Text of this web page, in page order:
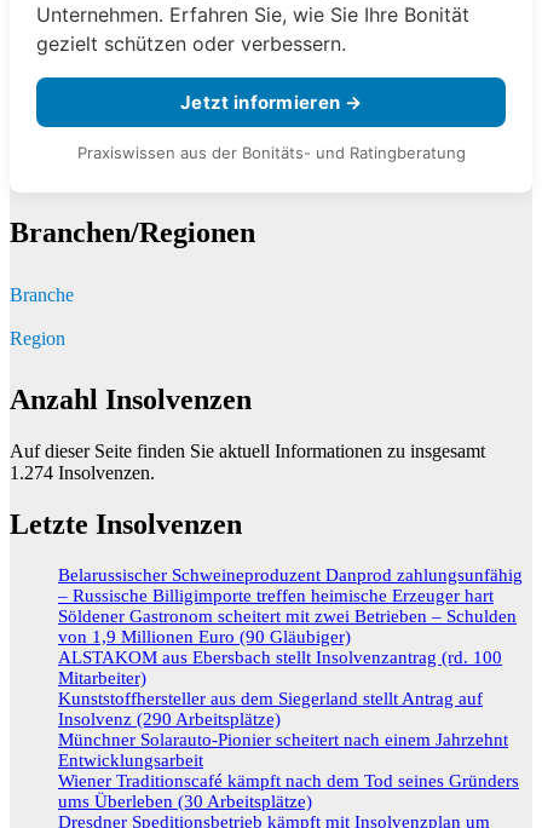
Unternehmen. Erfahren Sie, wie Sie Ihre Bonität
gezielt schützen oder verbessern.
Jetzt informieren →
Praxiswissen aus der Bonitäts- und Ratingberatung
Branchen/Regionen
Branche
Region
Anzahl Insolvenzen
Auf dieser Seite finden Sie aktuell Informationen zu insgesamt
1.274 Insolvenzen.
Letzte Insolvenzen
Belarussischer Schweineproduzent Danprod zahlungsunfähig
– Russische Billigimporte treffen heimische Erzeuger hart
Söldener Gastronom scheitert mit zwei Betrieben – Schulden
von 1,9 Millionen Euro (90 Gläubiger)
ALSTAKOM aus Ebersbach stellt Insolvenzantrag (rd. 100
Mitarbeiter)
Kunststoffhersteller aus dem Siegerland stellt Antrag auf
Insolvenz (290 Arbeitsplätze)
Münchner Solarauto-Pionier scheitert nach einem Jahrzehnt
Entwicklungsarbeit
Wiener Traditionscafé kämpft nach dem Tod seines Gründers
ums Überleben (30 Arbeitsplätze)
Dresdner Speditionsbetrieb kämpft mit Insolvenzplan um